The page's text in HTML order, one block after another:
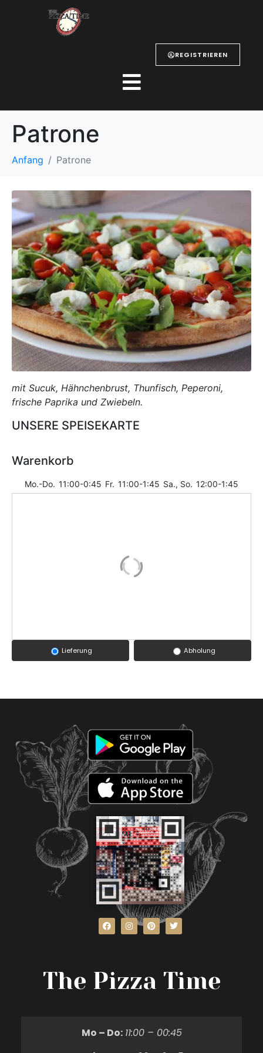
REGISTRIEREN
Patrone
Anfang Patrone
mit Sucuk, Hähnchenbrust, Thunfisch, Peperoni,
frische Paprika und Zwiebeln.
UNSERE SPEISEKARTE
Warenkorb
Mo.-Do. 11:00-0:45 Fr. 11:00-1:45 Sa., So. 12:00-1:45
Lieferung Abholung
The Pizza Time
Mo – Do: 11:00 – 00:45